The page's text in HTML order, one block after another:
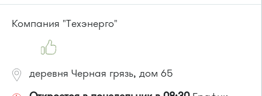
Компания "Техэнерго"
деревня Черная грязь, дом 65